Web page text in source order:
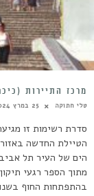
מרכז התיירות
טלי חתוקה 25 במרץ 2024
סדרת רשימות זו
הטיילת החדשה
הים של העיר תל
בהתפתחות החוף